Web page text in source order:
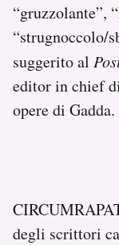
“gruzzolante”,
“strugnoccolo/
suggerito al
editor in chief
opere di Gadda.
degli scrittori